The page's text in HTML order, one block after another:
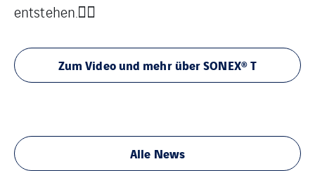
entstehen.🕵🏼
Zum Video und mehr über SONEX® T
Alle News